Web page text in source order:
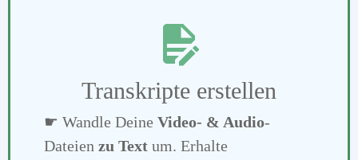
Transkripte erstellen
☛ Wandle Deine Video- & Audio-
Dateien zu Text um. Erhalte